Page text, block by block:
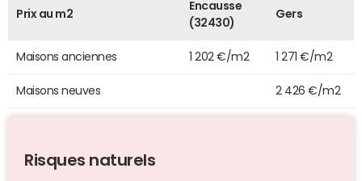
Prix au m2
Encausse
(32430)
Gers
Maisons anciennes 1 202 €/m2 1 271 €/m2
Maisons neuves 2 426 €/m2
Risques naturels